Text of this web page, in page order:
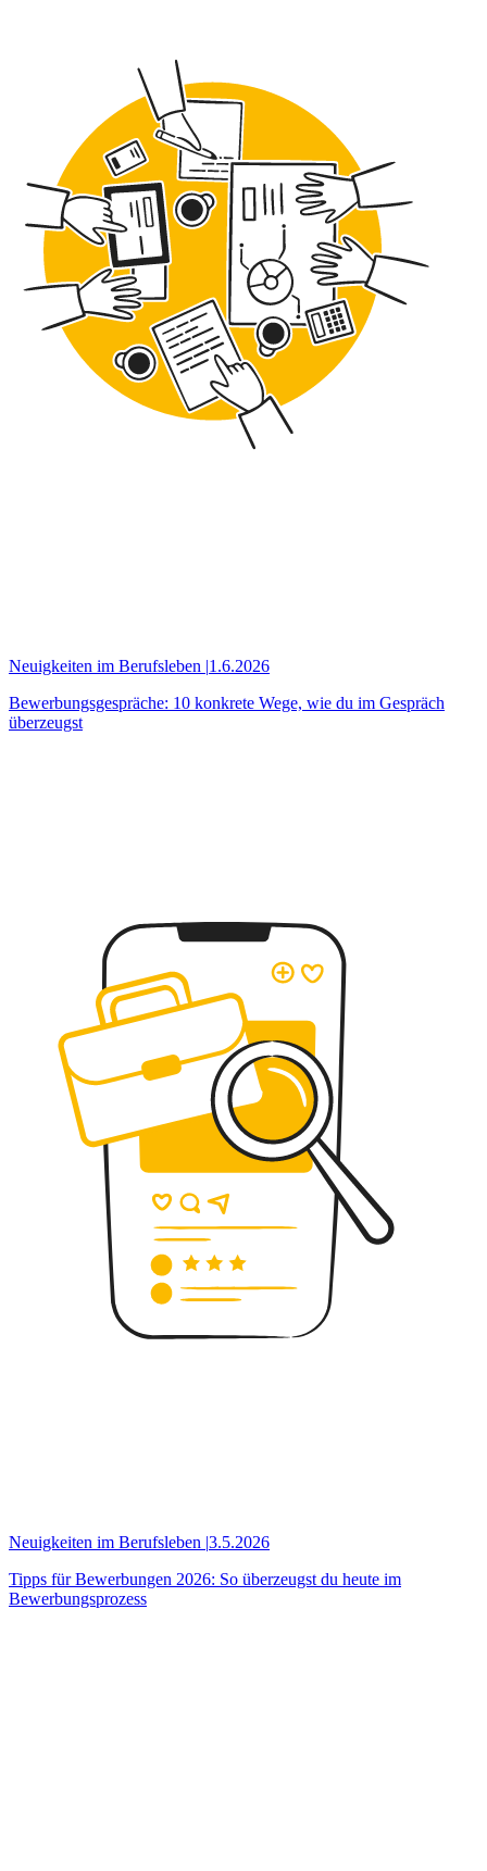
Neuigkeiten im Berufsleben |1.6.2026
Bewerbungsgespräche: 10 konkrete Wege, wie du im Gespräch
überzeugst
Neuigkeiten im Berufsleben |3.5.2026
Tipps für Bewerbungen 2026: So überzeugst du heute im
Bewerbungsprozess